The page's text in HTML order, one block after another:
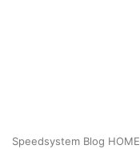
Speedsystem Blog HOME